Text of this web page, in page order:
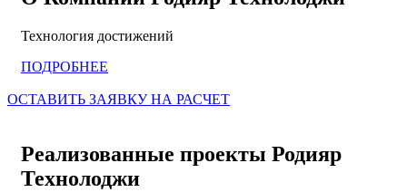
Технология достижений
ПОДРОБНЕЕ
ОСТАВИТЬ ЗАЯВКУ НА РАСЧЕТ
Реализованные проекты Родияр
Технолоджи